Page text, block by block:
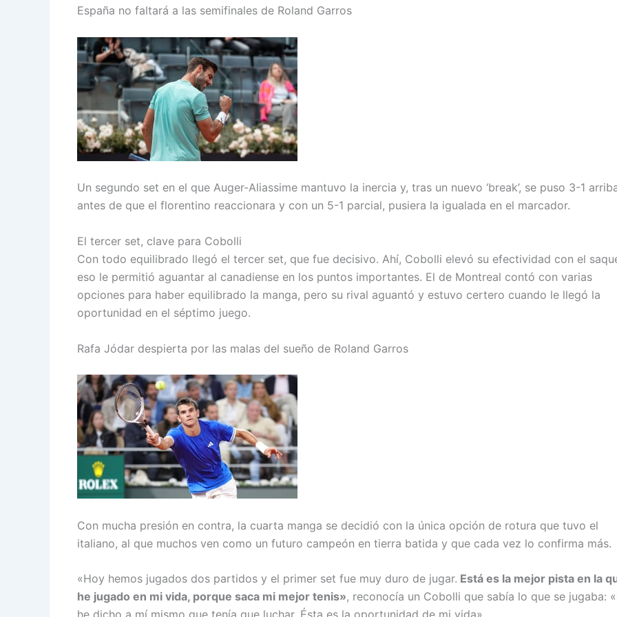
España no faltará a las semifinales de Roland Garros
Un segundo set en el que Auger-Aliassime mantuvo la inercia y, tras un nuevo ‘break’, se puso 3-1
antes de que el florentino reaccionara y con un 5-1 parcial, pusiera la igualada en el marcador.
El tercer set, clave para Cobolli
Con todo equilibrado llegó el tercer set, que fue decisivo. Ahí, Cobolli elevó su efectividad con el
eso le permitió aguantar al canadiense en los puntos importantes. El de Montreal contó con varias
opciones para haber equilibrado la manga, pero su rival aguantó y estuvo certero cuando le llegó la
oportunidad en el séptimo juego.
Rafa Jódar despierta por las malas del sueño de Roland Garros
Con mucha presión en contra, la cuarta manga se decidió con la única opción de rotura que tuvo el
italiano, al que muchos ven como un futuro campeón en tierra batida y que cada vez lo confirma más.
«Hoy hemos jugados dos partidos y el primer set fue muy duro de jugar. Está es la mejor pista en la
he jugado en mi vida, porque saca mi mejor tenis», reconocía un Cobolli que sabía lo que se jugaba: